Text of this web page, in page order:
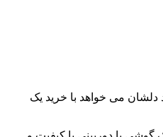
دلشان می خواهد با خرید یک